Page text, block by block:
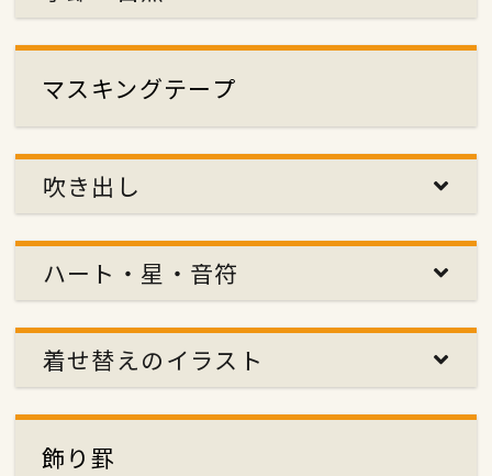
マスキングテープ
吹き出し
ハート・星・音符
着せ替えのイラスト
飾り罫